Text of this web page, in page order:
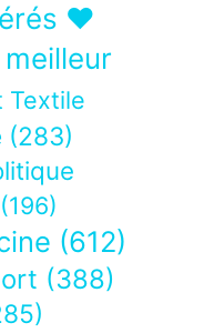
❤
Textile
(283)
(196)
(612)
(388)